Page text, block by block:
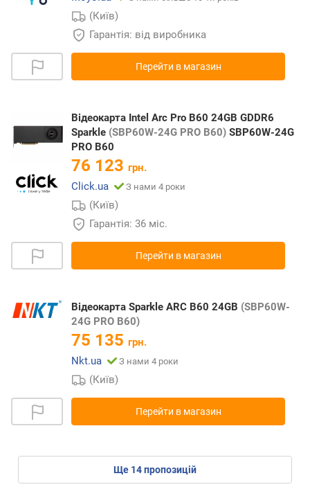
(Київ)
Гарантія: від виробника
Перейти в магазин
Відеокарта Intel Arc Pro B60 24GB GDDR6
Sparkle (SBP60W-24G PRO B60) SBP60W-24G
PRO B60
76 123 грн.
Click.ua
З нами 4 роки
(Київ)
Гарантія: 36 міс.
Перейти в магазин
Відеокарта Sparkle ARC B60 24GB (SBP60W-
24G PRO B60)
75 135 грн.
Nkt.ua
З нами 4 роки
(Київ)
Перейти в магазин
ще 14пропозицій